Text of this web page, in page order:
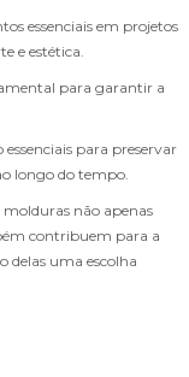
essenciais em projetos
e estética.
para garantir a
para preservar
longo do tempo.
molduras não apenas
contribuem para a
delas uma escolha